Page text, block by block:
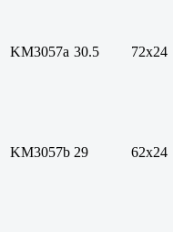
KM3057a 30.5 72x24
KM3057b 29 62x24